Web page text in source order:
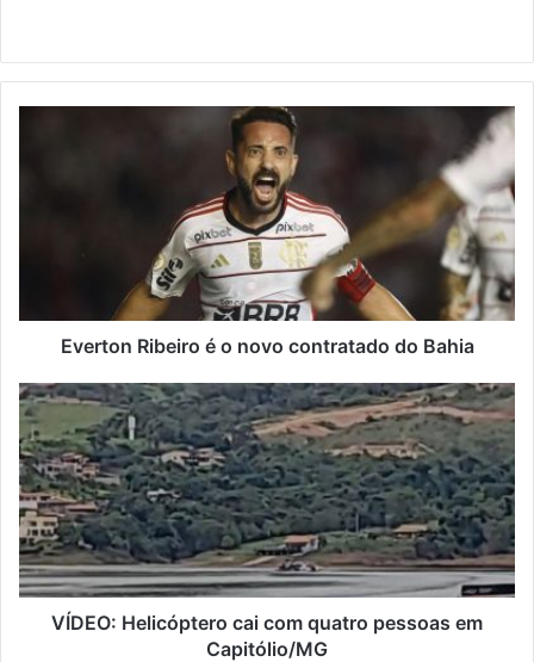
Everton Ribeiro é o novo contratado do Bahia
VÍDEO: Helicóptero cai com quatro pessoas em
Capitólio/MG